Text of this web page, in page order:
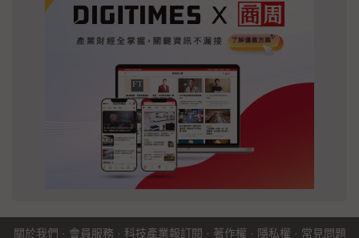
關於我們 · 會員服務 · 科技產業報訂閱 · 著作權 · 隱私權 · 常見問題